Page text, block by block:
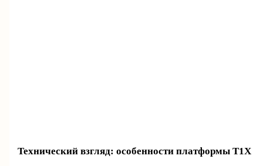
Технический взгляд: особенности платформы T1X